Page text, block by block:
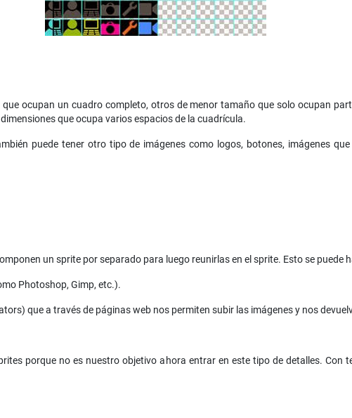
ocupan un cuadro completo, otros de menor tamaño que solo ocupan
que ocupa varios espacios de la cuadrícula.
puede tener otro tipo de imágenes como logos, botones, imágenes
un sprite por separado para luego reunirlas en el sprite. Esto se puede
Photoshop, Gimp, etc.).
que a través de páginas web nos permiten subir las imágenes y nos
porque no es nuestro objetivo ahora entrar en este tipo de detalles. Con